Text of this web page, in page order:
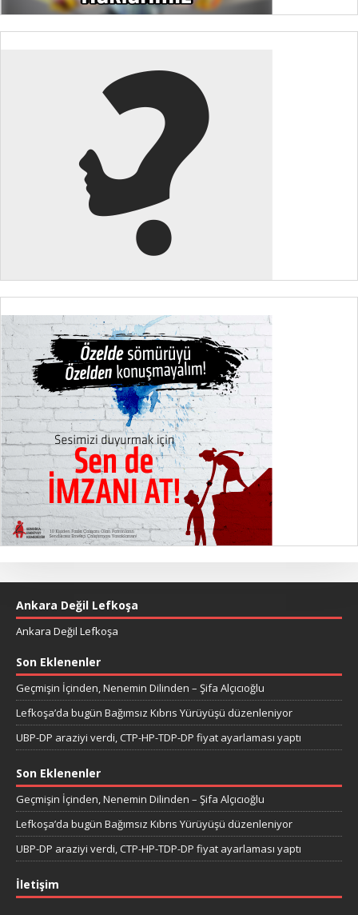
Ankara Değil Lefkoşa
Ankara Değil Lefkoşa
Son Eklenenler
Geçmişin İçinden, Nenemin Dilinden – Şifa Alçıcıoğlu
Lefkoşa’da bugün Bağımsız Kıbrıs Yürüyüşü düzenleniyor
UBP-DP araziyi verdi, CTP-HP-TDP-DP fiyat ayarlaması yaptı
Son Eklenenler
Geçmişin İçinden, Nenemin Dilinden – Şifa Alçıcıoğlu
Lefkoşa’da bugün Bağımsız Kıbrıs Yürüyüşü düzenleniyor
UBP-DP araziyi verdi, CTP-HP-TDP-DP fiyat ayarlaması yaptı
İletişim